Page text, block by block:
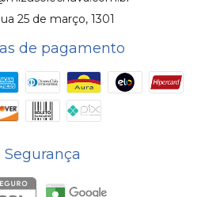
25 de março, 1301
de pagamento
Segurança